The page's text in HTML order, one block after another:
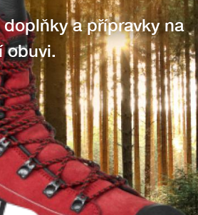
doplňky a přípravky na
obuvi.